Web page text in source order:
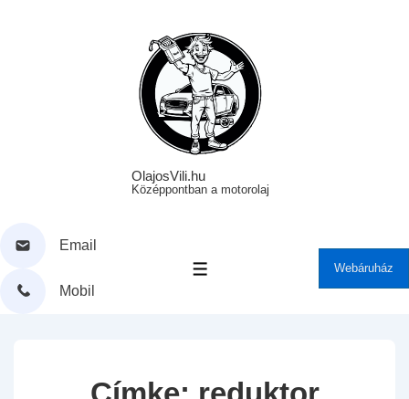
OlajosVili.hu
Középpontban a motorolaj
Email
Mobil
MENÜ Webáruház